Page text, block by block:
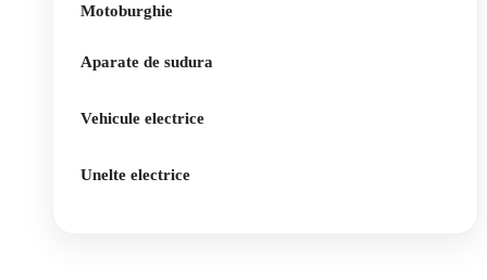
Motoburghie
Aparate de sudura
Vehicule electrice
Unelte electrice